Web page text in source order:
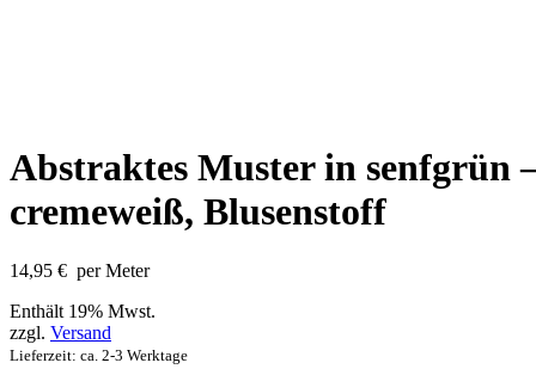
Abstraktes Muster in senfgrün
cremeweiß, Blusenstoff
14,95 € per Meter
Enthält 19% Mwst.
zzgl. Versand
Lieferzeit: ca. 2-3 Werktage